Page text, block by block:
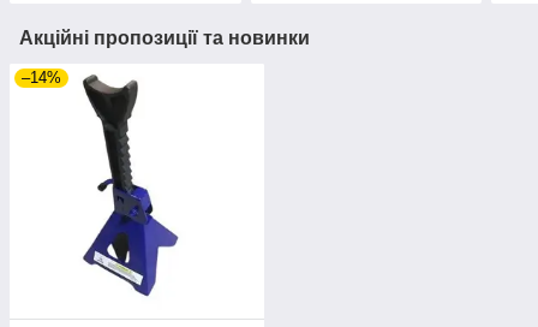
Акційні пропозиції та новинки
–14%